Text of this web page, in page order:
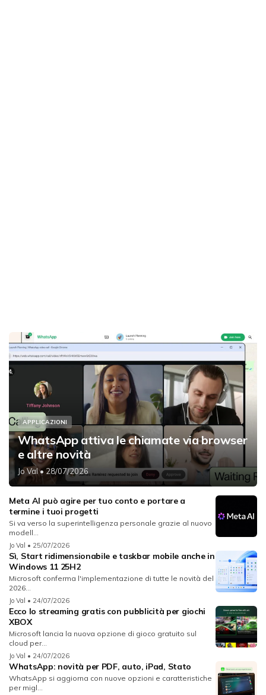
APPLICAZIONI
WhatsApp attiva le chiamate via browser
e altre novità
Jo Val• 28/07/2026
Meta AI può agire per tuo conto e portare a
termine i tuoi progetti
Si va verso la superintelligenza personale grazie al nuovo
modell...
Jo Val • 25/07/2026
Sì, Start ridimensionabile e taskbar mobile anche in
Windows 11 25H2
Microsoft conferma l'implementazione di tutte le novità del
2026...
Jo Val • 24/07/2026
Ecco lo streaming gratis con pubblicità per giochi
XBOX
Microsoft lancia la nuova opzione di gioco gratuito sul
cloud per...
Jo Val • 24/07/2026
WhatsApp: novità per PDF, auto, iPad, Stato
WhatsApp si aggiorna con nuove opzioni e caratteristiche
per migl...